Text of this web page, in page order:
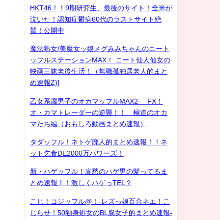
HKT46！！9期研究生、最後のサイト！全米が
泣いた！認知症鬱病60代のラストサイト絶
賛！公開中
魔法熟女/美魔女ッ娘メグみみちゃんのニート
ッフルステーションMAX！ ニート仙人仙女の
映画三昧老後生活！（無職孤独居老人的まと
め速報Z)]
乙女系腐男子のオカマッフルMAX2- FX！
オ・カマトレーダーの逆襲！！ 極道のオカ
マたち編（おもしろ動画まとめ速報）
タダッフル！ネトゲ廃人的まとめ速報！！ネ
ット乞食DE2000万パワーズ！
新・ハゲッフル！哀愁のハゲ男の髪ってるま
とめ速報！！激しくハゲっTEL？
こじ！コジッフル@！-レズっ娘百合ネエ！こ
じらせ！50独身処女のBL腐女子的まとめ速報-